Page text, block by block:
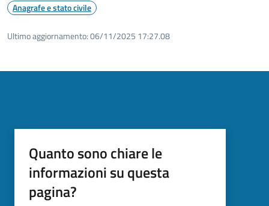
Anagrafe e stato civile
Ultimo aggiornamento:06/11/2025 17:27.08
Quanto sono chiare le
informazioni su questa
pagina?